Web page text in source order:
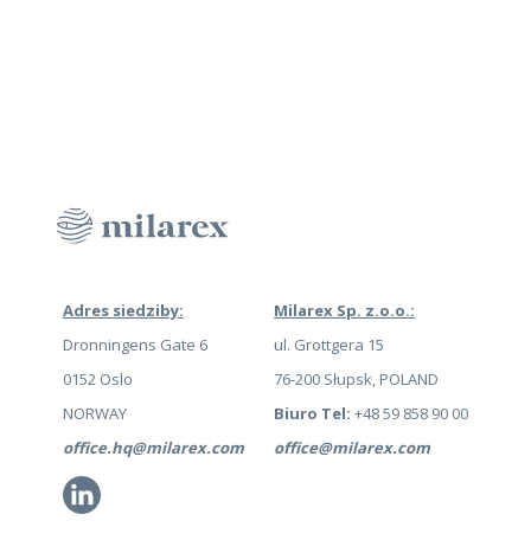
Adres siedziby:
Dronningens Gate 6
0152 Oslo
NORWAY
office.hq@milarex.com
Li
Milarex Sp. z.o.o.:
ul. Grottgera 15
76-200 Słupsk, POLAND
Biuro Tel: +48 59 858 90 00
office@milarex.com